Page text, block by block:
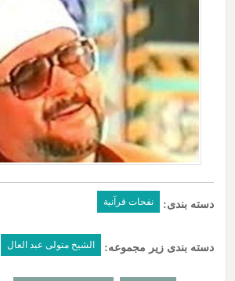
دسته بندی: نفحات قرآنیة
دسته بندی زیر مجموعه: الشیخ متولی عبد العال